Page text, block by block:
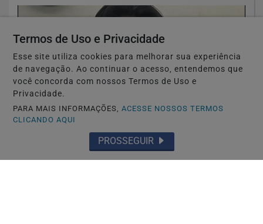
NAGOYA-JAPÃO
Termos de Uso e Privacidade
Esse site utiliza cookies para melhorar sua experiência
de navegação. Ao continuar o acesso, entendemos que
você concorda com nossos Termos de Uso e
Privacidade.
PARA MAIS INFORMAÇÕES,ACESSE NOSSOS TERMOS
CLICANDO AQUI
PROSSEGUIR